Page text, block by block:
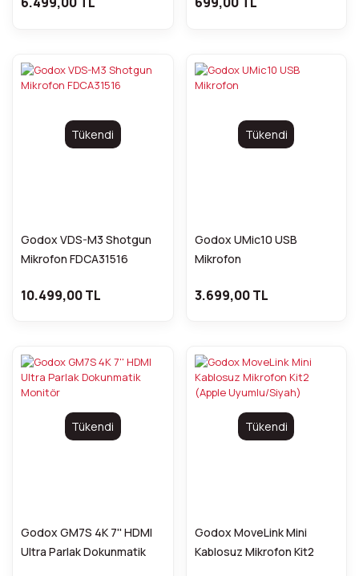
Tükendi
Godox VDS-M3 Shotgun
Mikrofon FDCA31516
10.499,00 TL
Tükendi
Godox UMic10 USB
Mikrofon
3.699,00 TL
Tükendi
Godox GM7S 4K 7'' HDMI
Ultra Parlak Dokunmatik
Tükendi
Godox MoveLink Mini
Kablosuz Mikrofon Kit2